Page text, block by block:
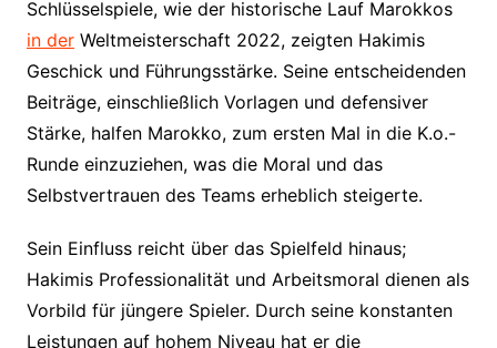
Schlüsselspiele, wie der historische Lauf Marokkos
in derWeltmeisterschaft 2022, zeigten Hakimis
Geschick und Führungsstärke. Seine entscheidenden
Beiträge, einschließlich Vorlagen und defensiver
Stärke, halfen Marokko, zum ersten Mal in die K.o.-
Runde einzuziehen, was die Moral und das
Selbstvertrauen des Teams erheblich steigerte.
Sein Einfluss reicht über das Spielfeld hinaus;
Hakimis Professionalität und Arbeitsmoral dienen als
Vorbild für jüngere Spieler. Durch seine konstanten
Leistungen auf hohem Niveau hat er die